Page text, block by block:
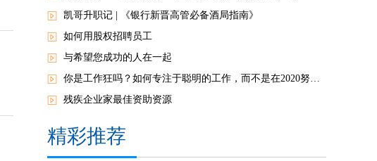
凯哥升职记 | 《银行新晋高管必备酒局指南》
如何用股权招聘员工
与希望您成功的人在一起
你是工作狂吗？如何专注于聪明的工作，而不是在2020努力。
残疾企业家最佳资助资源
精彩推荐